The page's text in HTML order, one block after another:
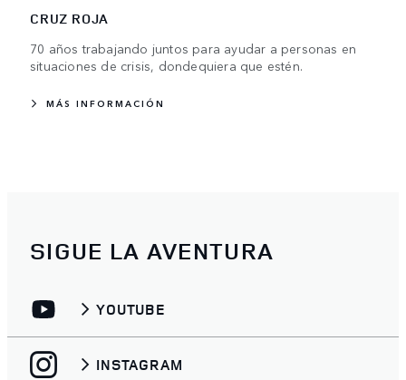
CRUZ ROJA
70 años trabajando juntos para ayudar a personas en
situaciones de crisis, dondequiera que estén.
MÁS INFORMACIÓN
SIGUE LA AVENTURA
YOUTUBE
INSTAGRAM